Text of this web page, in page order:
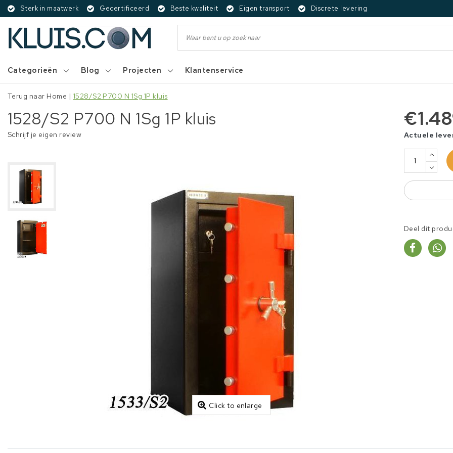
Sterk in maatwerk Gecertificeerd Beste kwaliteit Eigen transport Discrete levering
Categorieën Blog Projecten Klantenservice
Terug naar Home | 1528/S2 P700 N 1Sg 1P kluis
1528/S2 P700 N 1Sg 1P kluis
Schrijf je eigen review
Click to enlarge
Actuele
Deel dit